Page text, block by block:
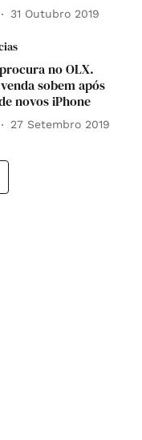
31 Outubro 2019
no OLX.
sobem após
novos iPhone
27 Setembro 2019